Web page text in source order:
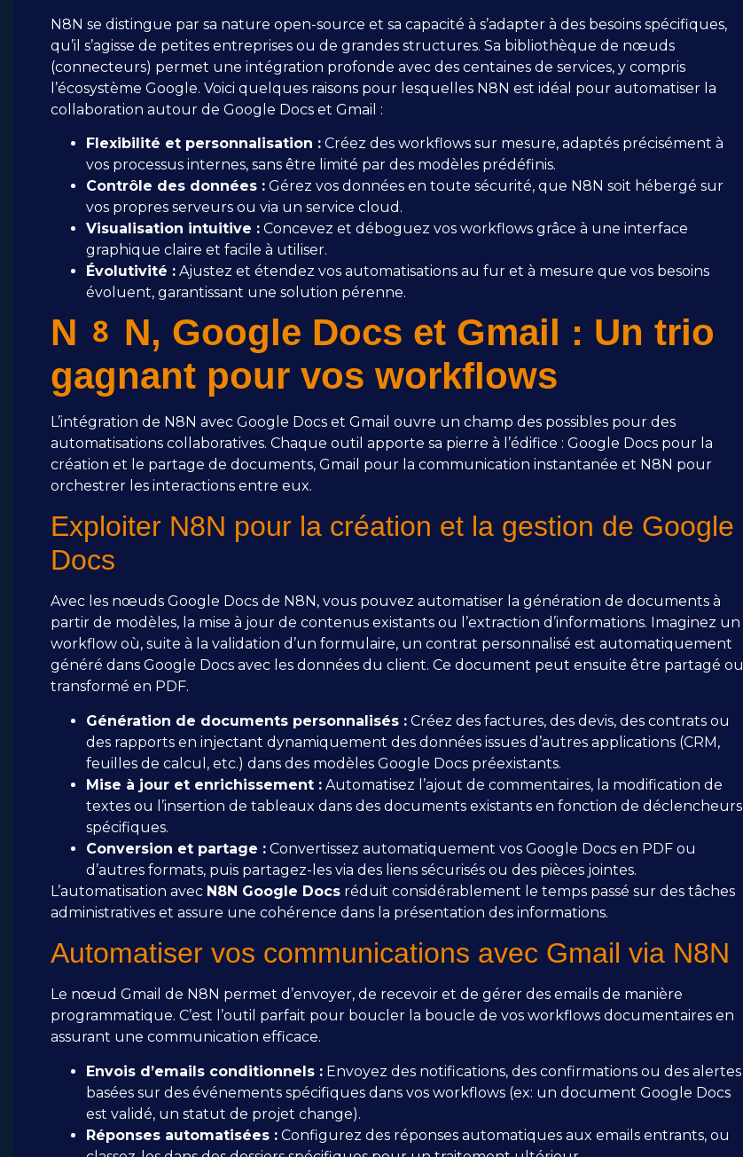
N8N se distingue par sa nature open-source et sa capacité à s’adapter à des besoins spécifiques,
qu’il s’agisse de petites entreprises ou de grandes structures. Sa bibliothèque de nœuds
(connecteurs) permet une intégration profonde avec des centaines de services, y compris
l’écosystème Google. Voici quelques raisons pour lesquelles N8N est idéal pour automatiser la
collaboration autour de Google Docs et Gmail :
Flexibilité et personnalisation : Créez des workflows sur mesure, adaptés précisément à
vos processus internes, sans être limité par des modèles prédéfinis.
Contrôle des données : Gérez vos données en toute sécurité, que N8N soit hébergé sur
vos propres serveurs ou via un service cloud.
Visualisation intuitive : Concevez et déboguez vos workflows grâce à une interface
graphique claire et facile à utiliser.
Évolutivité : Ajustez et étendez vos automatisations au fur et à mesure que vos besoins
évoluent, garantissant une solution pérenne.
N8N, Google Docs et Gmail : Un trio
gagnant pour vos workflows
L’intégration de N8N avec Google Docs et Gmail ouvre un champ des possibles pour des
automatisations collaboratives. Chaque outil apporte sa pierre à l’édifice : Google Docs pour la
création et le partage de documents, Gmail pour la communication instantanée et N8N pour
orchestrer les interactions entre eux.
Exploiter N8N pour la création et la gestion de Google
Docs
Avec les nœuds Google Docs de N8N, vous pouvez automatiser la génération de documents à
partir de modèles, la mise à jour de contenus existants ou l’extraction d’informations. Imaginez un
workflow où, suite à la validation d’un formulaire, un contrat personnalisé est automatiquement
généré dans Google Docs avec les données du client. Ce document peut ensuite être partagé ou
transformé en PDF.
Génération de documents personnalisés : Créez des factures, des devis, des contrats ou
des rapports en injectant dynamiquement des données issues d’autres applications (CRM,
feuilles de calcul, etc.) dans des modèles Google Docs préexistants.
Mise à jour et enrichissement : Automatisez l’ajout de commentaires, la modification de
textes ou l’insertion de tableaux dans des documents existants en fonction de déclencheurs
spécifiques.
Conversion et partage : Convertissez automatiquement vos Google Docs en PDF ou
d’autres formats, puis partagez-les via des liens sécurisés ou des pièces jointes.
L’automatisation avec N8N Google Docs réduit considérablement le temps passé sur des tâches
administratives et assure une cohérence dans la présentation des informations.
Automatiser vos communications avec Gmail via N8N
Le nœud Gmail de N8N permet d’envoyer, de recevoir et de gérer des emails de manière
programmatique. C’est l’outil parfait pour boucler la boucle de vos workflows documentaires en
assurant une communication efficace.
Envois d’emails conditionnels : Envoyez des notifications, des confirmations ou des alertes
basées sur des événements spécifiques dans vos workflows (ex: un document Google Docs
est validé, un statut de projet change).
Réponses automatisées : Configurez des réponses automatiques aux emails entrants, ou